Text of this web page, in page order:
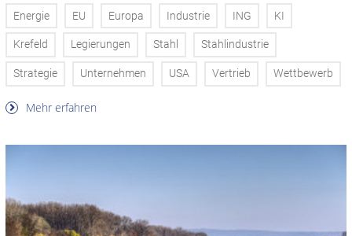
Energie EU Europa Industrie ING KI
Krefeld Legierungen Stahl Stahlindustrie
Strategie Unternehmen USA Vertrieb Wettbewerb
Mehr erfahren